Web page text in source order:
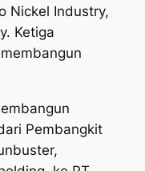
Nickel Industry,
Ketiga
Pembangkit